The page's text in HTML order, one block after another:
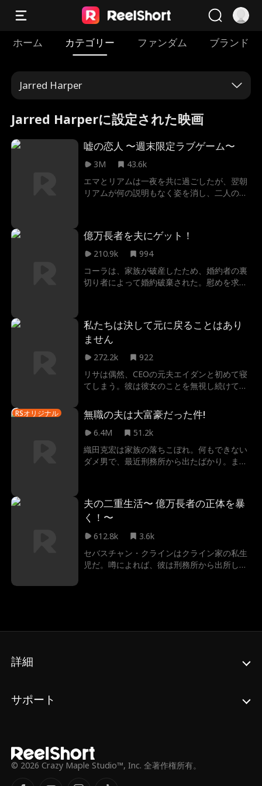
ホーム カテゴリー ファンダム ブランド
Jarred Harper
Jarred Harperに設定された映画
嘘の恋人 〜週末限定ラブゲーム〜
3M
43.6k
エマとリアムは一夜を共に過ごしたが、翌朝
リアムが何の説明もなく姿を消し、二人の関
が再び押し寄せる中、エマは元カレを遠ざけ
るために、週末だけリアムと偽りの恋人関係
億万長者を夫にゲット！
210.9k
994
コーラは、家族が破産したため、婚約者の裏
切り者によって婚約破棄された。慰めを求め
私たちは決して元に戻ることはあり
ません
272.2k
922
リサは偶然、CEOの元夫エイダンと初めて寝
てしまう。彼は彼女のことを無視し続けてき
日、エイダンはリサを秘書として雇い、彼女
を追い始めるという複雑な関係が交錯したコ
メディが展開！彼女は彼を取り戻すのか？
RSオリジナル 無職の夫は大富豪だった件!
6.4M
51.2k
織田克宏は家族の落ちこぼれ。何もできない
ダメ男で、最近刑務所から出たばかり。まと
する？そして、なぜ彼は正体を隠していたの
だろう？
夫の二重生活〜 億万長者の正体を暴
く！〜
612.8k
3.6k
セバスチャン・クラインはクライン家の私生
児だ。噂によれば、彼は刑務所から出所した
も、そもそもなぜセバスチャン・クラインは
詳細
サポート
© 2026 Crazy Maple Studio™, Inc. 全著作権所有。